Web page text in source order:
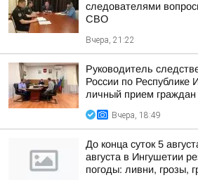
следователями
СВО
Вчера, 21:22
Руководитель
России по Республике
личный прием граждан
Вчера, 18:49
До конца суток 5
августа в Ингушетии
погоды: ливни, грозы,